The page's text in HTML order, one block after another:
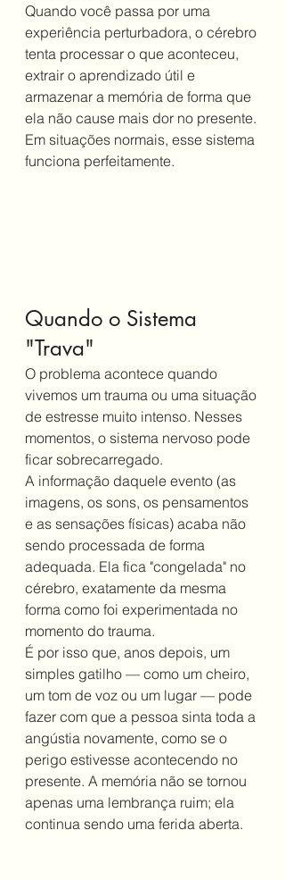
Quando você passa por uma
experiência perturbadora, o cérebro
tenta processar o que aconteceu,
extrair o aprendizado útil e
armazenar a memória de forma que
ela não cause mais dor no presente.
Em situações normais, esse sistema
funciona perfeitamente.
Quando o Sistema
"Trava"
O problema acontece quando
vivemos um trauma ou uma situação
de estresse muito intenso. Nesses
momentos, o sistema nervoso pode
ficar sobrecarregado.
A informação daquele evento (as
imagens, os sons, os pensamentos
e as sensações físicas) acaba não
sendo processada de forma
adequada. Ela fica "congelada" no
cérebro, exatamente da mesma
forma como foi experimentada no
momento do trauma.
É por isso que, anos depois, um
simples gatilho — como um cheiro,
um tom de voz ou um lugar — pode
fazer com que a pessoa sinta toda a
angústia novamente, como se o
perigo estivesse acontecendo no
presente. A memória não se tornou
apenas uma lembrança ruim; ela
continua sendo uma ferida aberta.